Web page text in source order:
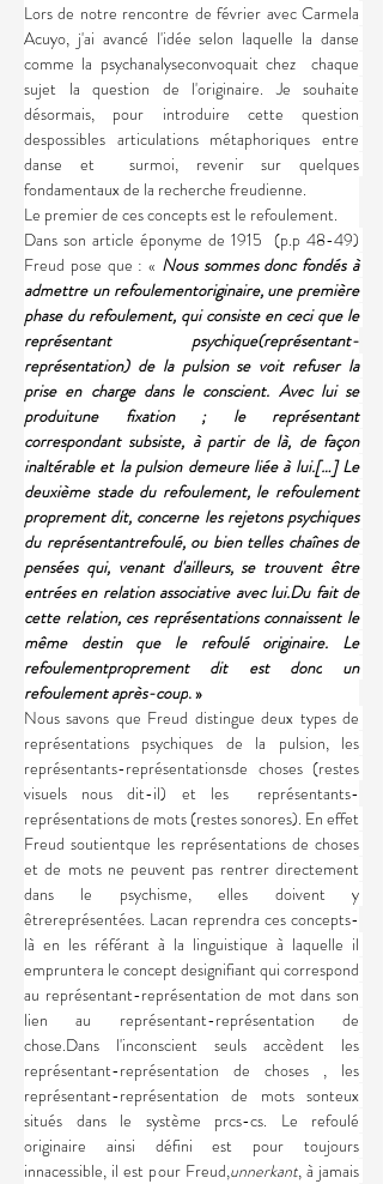
Lors de notre rencontre de février avec Carmela
Acuyo, j'ai avancé l'idée selon laquelle la danse
comme la psychanalyseconvoquait chez  chaque
sujet la question de l'originaire. Je souhaite
désormais, pour introduire cette question
despossibles articulations métaphoriques entre
danse et  surmoi, revenir sur quelques
fondamentaux de la recherche freudienne.
Le premier de ces concepts est le refoulement.
Dans son article éponyme de 1915  (p.p 48-49)
Freud pose que : « Nous sommes donc fondés à
admettre un refoulementoriginaire, une première
phase du refoulement, qui consiste en ceci que le
représentant psychique(représentant-
représentation) de la pulsion se voit refuser la
prise en charge dans le conscient. Avec lui se
produitune fixation ; le représentant
correspondant subsiste, à partir de là, de façon
inaltérable et la pulsion demeure liée à lui.[…] Le
deuxième stade du refoulement, le refoulement
proprement dit, concerne les rejetons psychiques
du représentantrefoulé, ou bien telles chaînes de
pensées qui, venant d'ailleurs, se trouvent être
entrées en relation associative avec lui.Du fait de
cette relation, ces représentations connaissent le
même destin que le refoulé originaire. Le
refoulementproprement dit est donc
un
refoulement après-coup. »
Nous savons que Freud distingue deux types de
représentations psychiques de la pulsion, les
représentants-représentationsde choses (restes
visuels nous dit-il) et les  représentants-
représentations de mots (restes sonores). En effet
Freud soutientque les représentations de choses
et de mots ne peuvent pas rentrer directement
dans le psychisme, elles doivent y
êtrereprésentées. Lacan reprendra ces concepts-
là en les référant à la linguistique à laquelle il
empruntera le concept designifiant qui correspond
au représentant-représentation de mot dans son
lien au représentant-représentation de
chose.Dans l'inconscient seuls accèdent les
représentant-représentation de choses , les
représentant-représentation de mots sonteux
situés dans le système prcs-cs. Le refoulé
originaire ainsi défini est pour toujours
innacessible, il est pour Freud,unnerkant, à jamais